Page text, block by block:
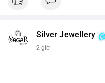
Silver Jewellery
2 giờ